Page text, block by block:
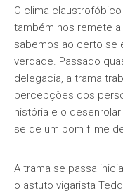
O clima
também nos remete
sabemos ao certo se
verdade. Passado
delegacia, a trama
percepções dos
história e o
se de um bom filme
A trama se passa
o astuto vigarista